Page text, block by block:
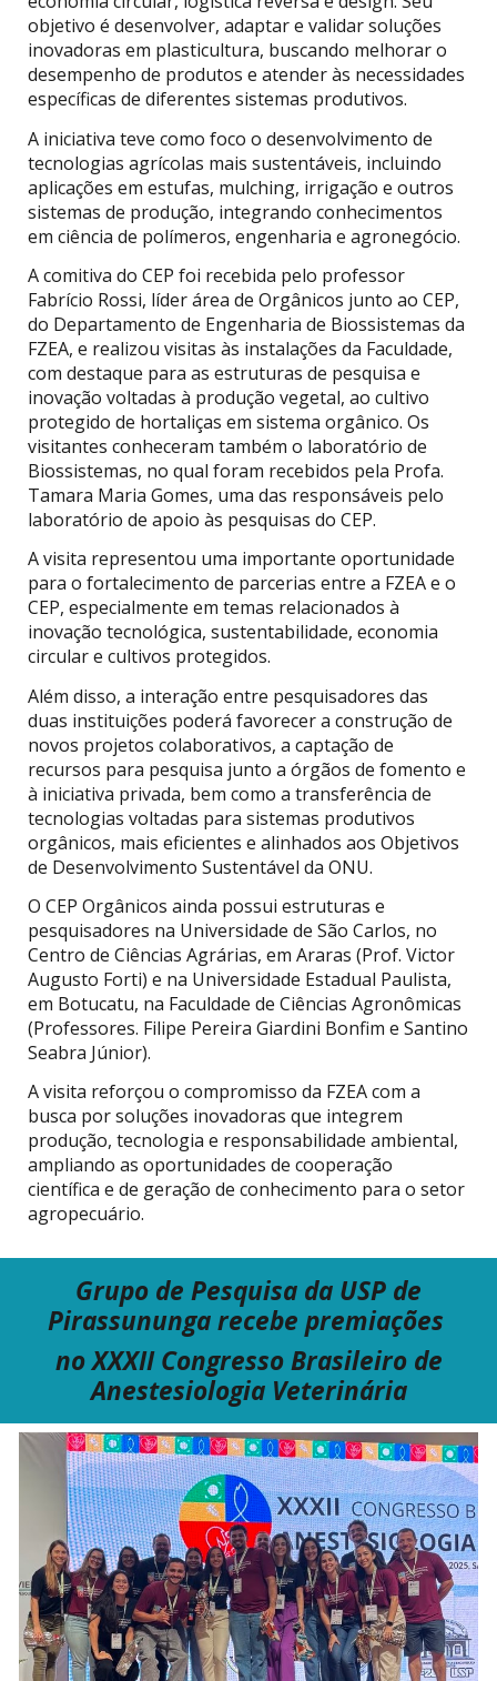
objetivo é desenvolver, adaptar e validar soluções
inovadoras em plasticultura, buscando melhorar o
desempenho de produtos e atender às necessidades
específicas de diferentes sistemas produtivos.
A iniciativa teve como foco o desenvolvimento de
tecnologias agrícolas mais sustentáveis, incluindo
aplicações em estufas, mulching, irrigação e outros
sistemas de produção, integrando conhecimentos
em ciência de polímeros, engenharia e agronegócio.
A comitiva do CEP foi recebida pelo professor
Fabrício Rossi, líder área de Orgânicos junto ao CEP,
do Departamento de Engenharia de Biossistemas da
FZEA, e realizou visitas às instalações da Faculdade,
com destaque para as estruturas de pesquisa e
inovação voltadas à produção vegetal, ao cultivo
protegido de hortaliças em sistema orgânico. Os
visitantes conheceram também o laboratório de
Biossistemas, no qual foram recebidos pela Profa.
Tamara Maria Gomes, uma das responsáveis pelo
laboratório de apoio às pesquisas do CEP.
A visita representou uma importante oportunidade
para o fortalecimento de parcerias entre a FZEA e o
CEP, especialmente em temas relacionados à
inovação tecnológica, sustentabilidade, economia
circular e cultivos protegidos.
Além disso, a interação entre pesquisadores das
duas instituições poderá favorecer a construção de
novos projetos colaborativos, a captação de
recursos para pesquisa junto a órgãos de fomento e
à iniciativa privada, bem como a transferência de
tecnologias voltadas para sistemas produtivos
orgânicos, mais eficientes e alinhados aos Objetivos
de Desenvolvimento Sustentável da ONU.
O CEP Orgânicos ainda possui estruturas e
pesquisadores na Universidade de São Carlos, no
Centro de Ciências Agrárias, em Araras (Prof. Victor
Augusto Forti) e na Universidade Estadual Paulista,
em Botucatu, na Faculdade de Ciências Agronômicas
(Professores. Filipe Pereira Giardini Bonfim e Santino
Seabra Júnior).
A visita reforçou o compromisso da FZEA com a
busca por soluções inovadoras que integrem
produção, tecnologia e responsabilidade ambiental,
ampliando as oportunidades de cooperação
científica e de geração de conhecimento para o setor
agropecuário.
Grupo de Pesquisa da USP de
Pirassununga recebe premiações
noXXXII Congresso Brasileiro de
Anestesiologia Veterinária